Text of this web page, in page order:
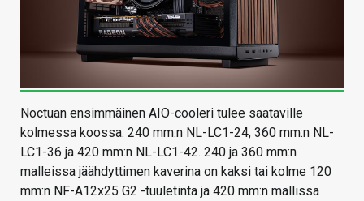
Noctuan ensimmäinen AIO-cooleri tulee saataville
kolmessa koossa: 240 mm:n NL-LC1-24, 360 mm:n NL-
LC1-36 ja 420 mm:n NL-LC1-42. 240 ja 360 mm:n
malleissa jäähdyttimen kaverina on kaksi tai kolme 120
mm:n NF-A12x25 G2 -tuuletinta ja 420 mm:n mallissa